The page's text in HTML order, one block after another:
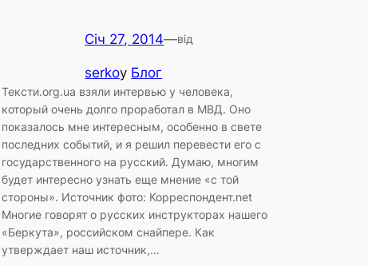
Січ 27, 2014—від
serkoу Блог
Тексти.org.ua взяли интервью у человека,
который очень долго проработал в МВД. Оно
показалось мне интересным, особенно в свете
последних событий, и я решил перевести его с
государственного на русский. Думаю, многим
будет интересно узнать еще мнение «с той
стороны». Источник фото: Корреспондент.net
Многие говорят о русских инструкторах нашего
«Беркута», российском снайпере. Как
утверждает наш источник,…